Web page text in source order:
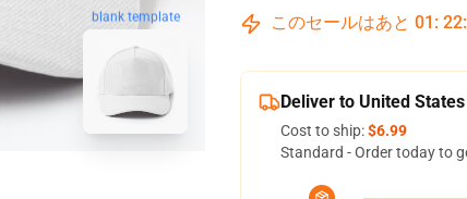
blank template このセールはあと 01 : 22:
Deliver to United States
Cost to ship:$6.99
Standard - Order today to